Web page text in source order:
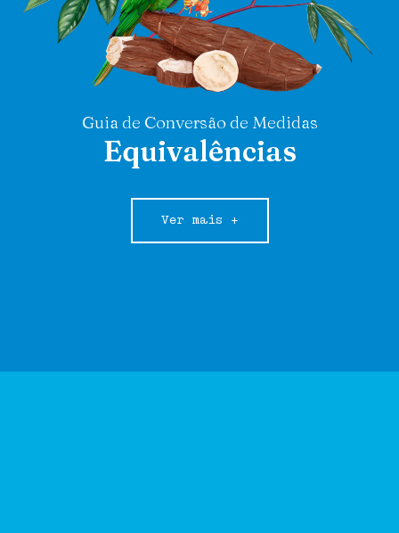
Guia de Conversão de Medidas
Equivalências
Ver mais +